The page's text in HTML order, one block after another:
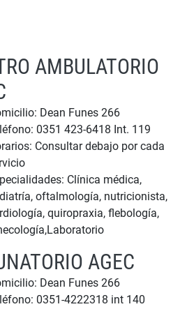
AMBULATORIO
Dean Funes 266
0351 423-6418 Int. 119
Consultar debajo por cada
Clínica médica,
oftalmología, nutricionista,
quiropraxia, flebología,
AGEC
Dean Funes 266
0351-4222318 int 140